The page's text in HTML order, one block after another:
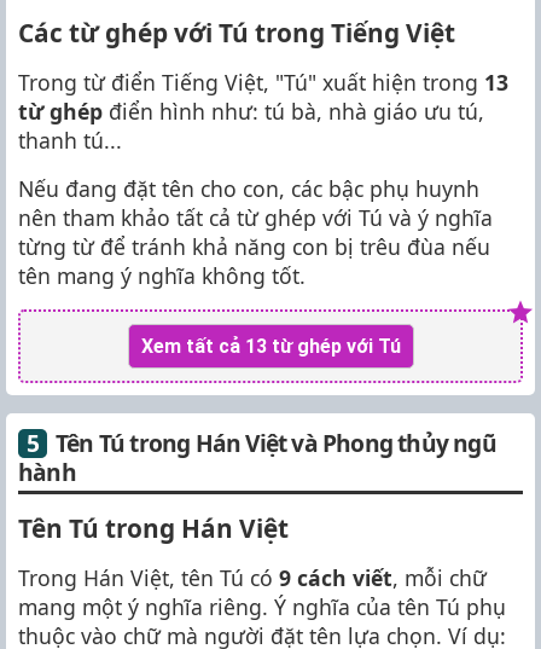
Các từ ghép với Tú trong Tiếng Việt
Trong từ điển Tiếng Việt, "Tú" xuất hiện trong 13
từ ghép điển hình như: tú bà, nhà giáo ưu tú,
thanh tú...
Nếu đang đặt tên cho con, các bậc phụ huynh
nên tham khảo tất cả từ ghép với Tú và ý nghĩa
từng từ để tránh khả năng con bị trêu đùa nếu
tên mang ý nghĩa không tốt.
Xem tất cả 13 từ ghép với Tú
Tên Tú trong Hán Việt và Phong thủy ngũ
hành
Tên Tú trong Hán Việt
Trong Hán Việt, tên Tú có 9 cách viết, mỗi chữ
mang một ý nghĩa riêng. Ý nghĩa của tên Tú phụ
thuộc vào chữ mà người đặt tên lựa chọn. Ví dụ: